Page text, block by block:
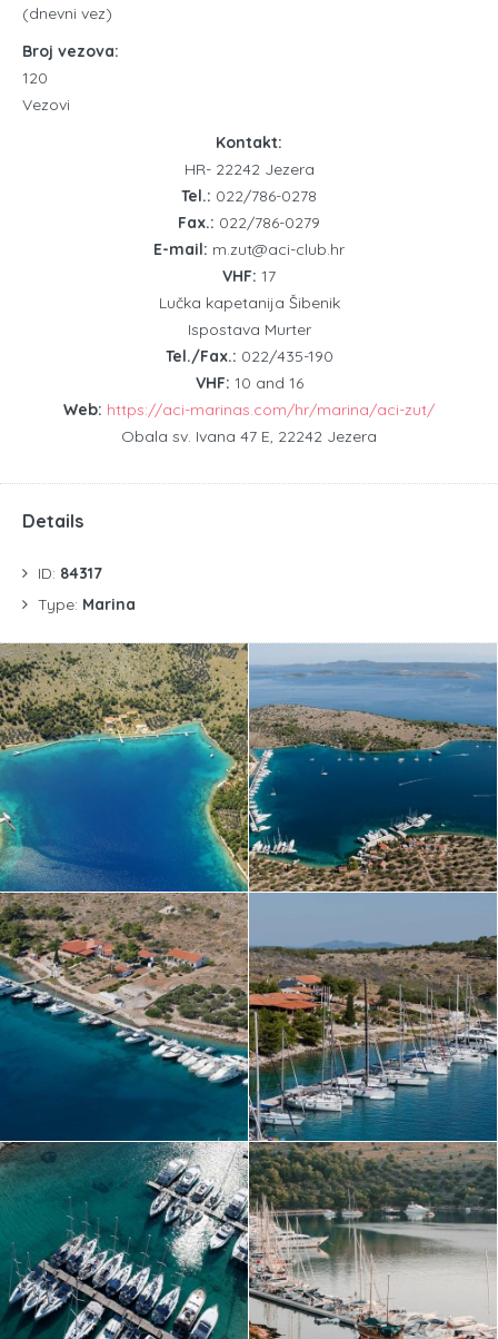
(dnevni vez)
Broj vezova:
120
Vezovi
Kontakt:
HR- 22242 Jezera
Tel.: 022/786-0278
Fax.: 022/786-0279
E-mail: m.zut@aci-club.hr
VHF: 17
Lučka kapetanija Šibenik
Ispostava Murter
Tel./Fax.: 022/435-190
VHF: 10 and 16
Web: https://aci-marinas.com/hr/marina/aci-zut/
Obala sv. Ivana 47 E, 22242 Jezera
Details
ID: 84317
Type: Marina